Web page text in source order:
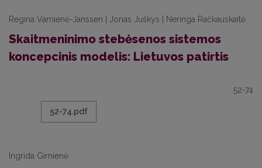
Regina Varnienė-Janssen | Jonas Juškys | Neringa Račkauskaitė
Skaitmeninimo stebėsenos sistemos
koncepcinis modelis: Lietuvos patirtis
52-74
52-74.pdf
Ingrida Girnienė